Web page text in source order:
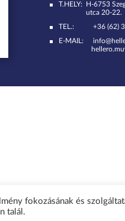
T.HELY: H-6753
utca 20-22.
TEL.:
+36 (62)
E-MAIL:
fokozásának és
talál.